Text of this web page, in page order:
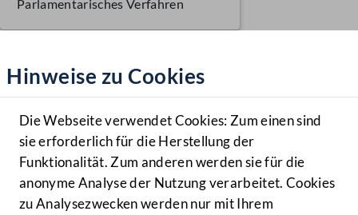
Hilfe
Benutzer
Navigationsmenü öffnen
MENÜ
Hinweise zu Cookies
Die Webseite verwendet Cookies: Zum einen sind
sie erforderlich für die Herstellung der
Funktionalität. Zum anderen werden sie für die
anonyme Analyse der Nutzung verarbeitet. Cookies
zu Analysezwecken werden nur mit Ihrem
Parlamentarisches Verfahren